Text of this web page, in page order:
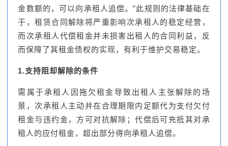
金数额的，可以向承租人追偿。”此规则的法律基础在
于，租赁合同解除将严重影响次承租人的稳定经营，
而次承租人代偿租金并未损害出租人的合同利益，反
而保障了其租金债权的实现，有利于维护交易稳定。
1.支持阻却解除的条件
需属于承租人因拖欠租金导致出租人主张解除的场
景，次承租人主动并在合理期限内足额代为支付欠付
租金与违约金，方可对抗解除；代偿后可充抵其对承
租人的应付租金，超出部分得向承租人追偿。